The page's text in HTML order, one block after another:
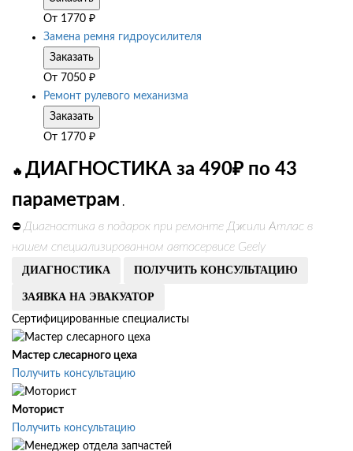
От 1770 ₽
Замена ремня гидроусилителя
Заказать
От 7050 ₽
Ремонт рулевого механизма
Заказать
От 1770 ₽
🔥 ДИАГНОСТИКА за 490₽ по 43
параметрам .
⛔ Диагностика в подарок при ремонте Джили Атлас в
нашем специализированном автосервисе Geely
ДИАГНОСТИКА ПОЛУЧИТЬ КОНСУЛЬТАЦИЮ
ЗАЯВКА НА ЭВАКУАТОР
Сертифицированные специалисты
Мастер слесарного цеха
Получить консультацию
Моторист
Получить консультацию